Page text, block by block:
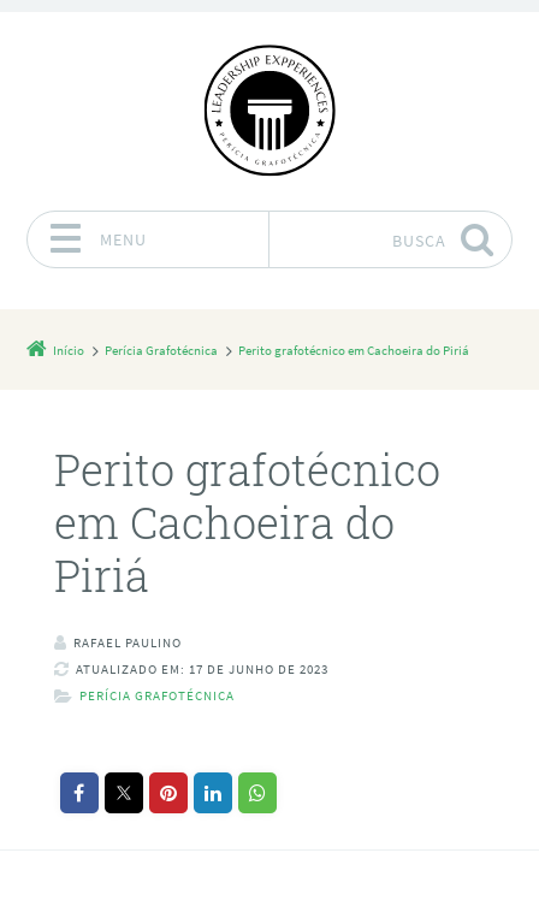
MENU BUSCA
Início Perícia Grafotécnica Perito grafotécnico em Cachoeira do Piriá
Perito grafotécnico
em Cachoeira do
Piriá
RAFAEL PAULINO
ATUALIZADO EM: 17 DE JUNHO DE 2023
PERÍCIA GRAFOTÉCNICA